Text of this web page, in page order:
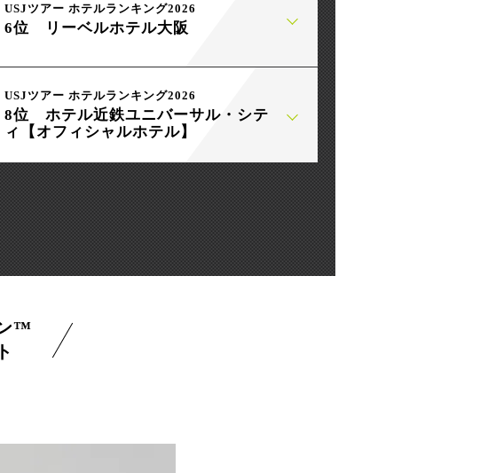
USJツアー ホテルランキング2026
6位 リーベルホテル大阪
USJツアー ホテルランキング2026
8位 ホテル近鉄ユニバーサル・シテ
ィ【オフィシャルホテル】
™